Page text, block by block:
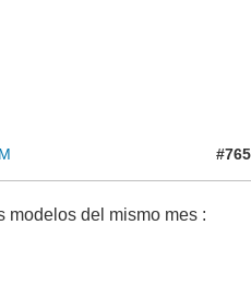
#765
modelos del mismo mes :